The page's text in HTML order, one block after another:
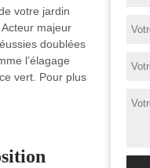
votre jardin
majeur
doublées
l’élagage
vert. Pour plus